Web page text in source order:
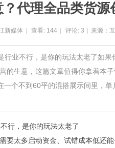
代理全品类货源
新媒体 查看: 144 评论: 3 来源：
业不行，是你的玩法太老了如
的生意，这篇文章值得你拿着本
一个不到60平的混搭展示间里，
行，是你的玩法太老了
要太多启动资金、试错成本低还